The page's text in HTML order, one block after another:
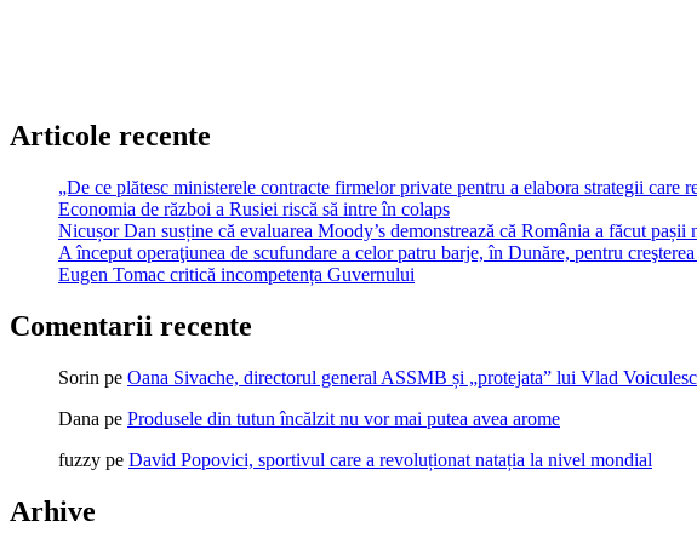
Articole recente
„De ce plătesc ministerele contracte firmelor private pentru a elabora strategii care
Economia de război a Rusiei riscă să intre în colaps
Nicușor Dan susține că evaluarea Moody’s demonstrează că România a făcut
A început operaţiunea de scufundare a celor patru barje, în Dunăre, pentru
Eugen Tomac critică incompetența Guvernului
Comentarii recente
Sorin pe Oana Sivache, directorul general ASSMB și „protejata” lui Vlad
Dana pe Produsele din tutun încălzit nu vor mai putea avea arome
fuzzy pe David Popovici, sportivul care a revoluționat natația la nivel mondial
Arhive